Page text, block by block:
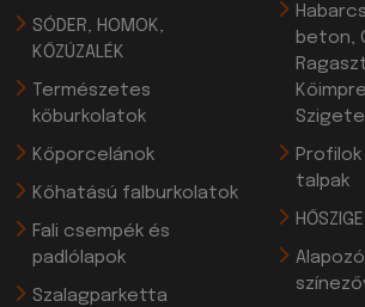
SÓDER, HOMOK,
KŐZÚZALÉK
Természetes
kőburkolatok
Kőporcelánok
Kőhatású falburkolatok
Fali csempék és
padlólapok
Szalagparketta
beton,
talpak